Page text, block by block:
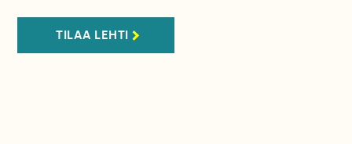
TILAA LEHTI